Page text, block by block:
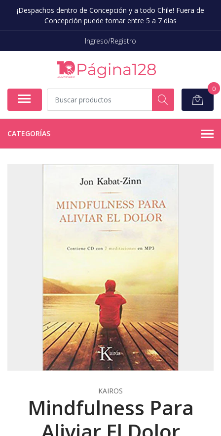
¡Despachos dentro de Concepción y a todo Chile! Fuera de
Concepción puede tomar entre 5 a 7 días
Ingreso/Registro
0
CATEGORÍAS
KAIROS
Mindfulness Para